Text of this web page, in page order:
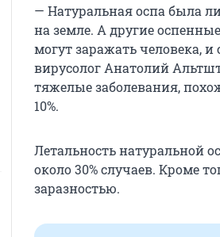
— Натуральная оспа была
на земле. А другие
могут заражать человека,
вирусолог Анатолий
тяжелые заболевания,
10%.
Летальность натуральной
около 30% случаев. Кроме
заразностью.